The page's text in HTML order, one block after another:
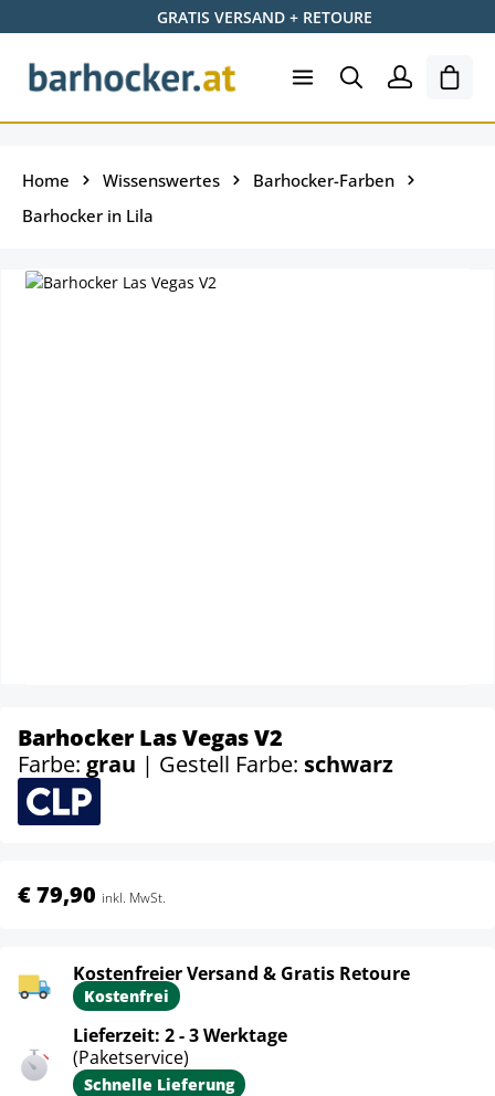
Zum Hauptinhalt springenGRATIS VERSAND + RETOURE
Home Wissenswertes
Barhocker-Farben
Barhocker in Lila
Barhocker Las Vegas V2
Farbe: grau | Gestell Farbe: schwarz
€ 79,90 inkl. MwSt.
Kostenfreier Versand & Gratis Retoure
Kostenfrei
Lieferzeit: 2 - 3 Werktage
(Paketservice)
Schnelle Lieferung